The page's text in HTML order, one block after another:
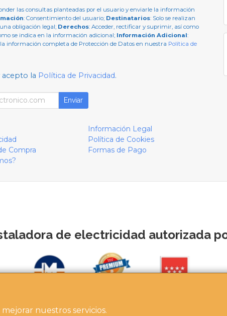
nuestros servicios.
las consultas planteadas por el usuario y enviarle la información
: Consentimiento del usuario; Destinatarios: Solo se realizan
obligación legal; Derechos: Acceder, rectificar y suprimir, así como
se indica en la información adicional; Información Adicional:
información completa de Protección de Datos en nuestra Política de
acepto la Política de Privacidad.
Enviar
Información Legal
Política de Cookies
Compra
Formas de Pago
de electricidad autorizada
instaladoresdemadrid.com/at_biz_dir/asertech-ip/